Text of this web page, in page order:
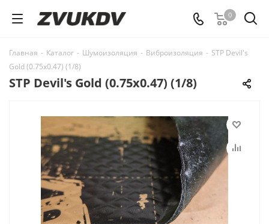
0
Главная - Каталог - Шумоизоляция - Виброизоляция - STP Devil's
Gold (0.75x0.47) (1/8)
STP Devil's Gold (0.75x0.47) (1/8)